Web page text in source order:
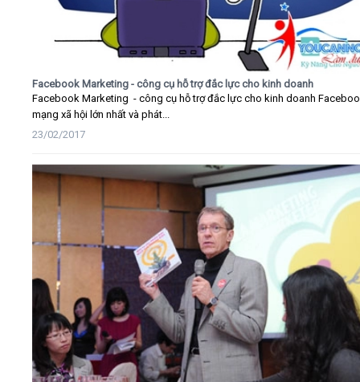
Facebook Marketing - công cụ hỗ trợ đắc lực cho kinh doanh
Facebook Marketing - công cụ hỗ trợ đắc lực cho kinh doanh
mạng xã hội lớn nhất và phát...
23/02/2017